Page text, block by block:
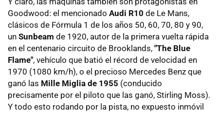
Goodwood: el mencionado Audi R10 de Le Mans,
clásicos de Fórmula 1 de los años 50, 60, 70, 80 y 90,
un Sunbeam de 1920, autor de la primera vuelta rápida
en el centenario circuito de Brooklands, "The Blue
Flame", vehículo que batió el récord de velocidad en
1970 (1080 km/h), o el precioso Mercedes Benz que
ganó las Mille Miglia de 1955 (conducido
precisamente por el piloto que las ganó, Stirling Moss).
Y todo esto rodando por la pista, no expuesto inmóvil